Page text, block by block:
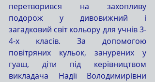
перетворився на захопливу
подорож у дивовижний і
загадковий світ кольору для учнів 3-
4-х класів. За допомогою
повітряних кульок, занурених у
гуаш, діти під керівництвом
викладача Надії Володимирівни